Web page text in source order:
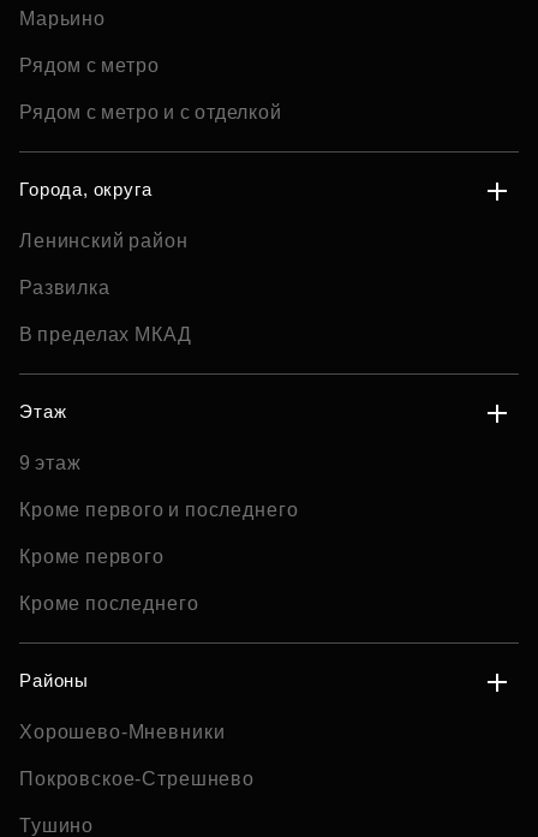
Марьино
Рядом с метро
Рядом с метро и с отделкой
Города, округа
Ленинский район
Развилка
В пределах МКАД
Этаж
9 этаж
Кроме первого и последнего
Кроме первого
Кроме последнего
Районы
Хорошево-Мневники
Покровское-Стрешнево
Тушино